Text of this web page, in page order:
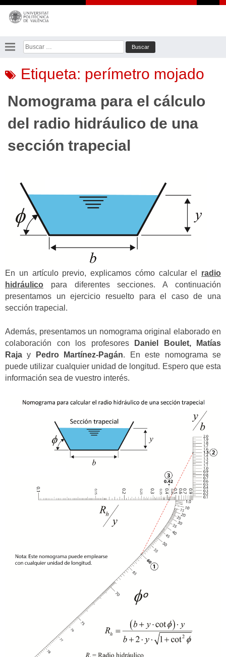
Saltar
contenido
Buscar:
Etiqueta: perímetro mojado
Nomograma para el cálculo
del radio hidráulico de una
sección trapecial
En un artículo previo, explicamos cómo calcular el radio
hidráulico para diferentes secciones. A continuación
presentamos un ejercicio resuelto para el caso de una
sección trapecial.
Además, presentamos un nomograma original elaborado en
colaboración con los profesores
Daniel Boulet, Matías
Raja y Pedro Martínez-Pagán. En este nomograma se
puede utilizar cualquier unidad de longitud. Espero que esta
información sea de vuestro interés.